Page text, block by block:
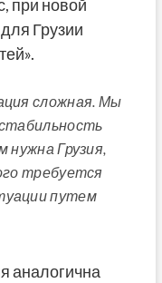
при новой
Грузии
сложная. Мы
нужна Грузия,
требуется
путем
аналогична